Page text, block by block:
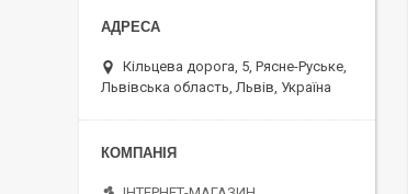
Кільцева дорога, 5, Рясне-Руське,
Львівська область, Львів, Україна